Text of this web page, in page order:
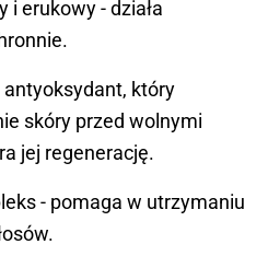
i erukowy - działa
antyoksydant, który
skóry przed wolnymi
jej regenerację.
- pomaga w utrzymaniu